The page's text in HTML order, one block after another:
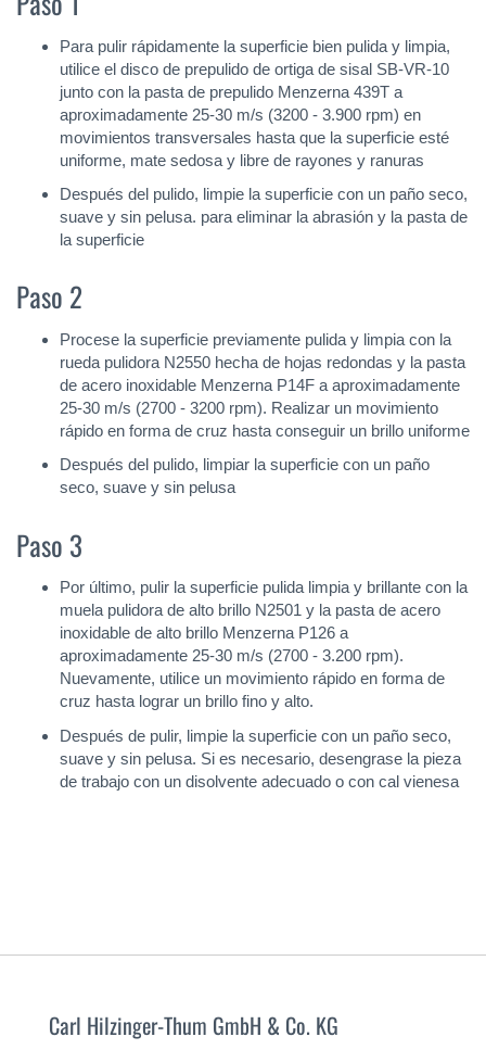
Para pulir rápidamente la superficie bien pulida y limpia,
utilice el disco de prepulido de ortiga de sisal SB-VR-10
junto con la pasta de prepulido Menzerna 439T a
aproximadamente 25-30 m/s (3200 - 3.900 rpm) en
movimientos transversales hasta que la superficie esté
uniforme, mate sedosa y libre de rayones y ranuras
Después del pulido, limpie la superficie con un paño seco,
suave y sin pelusa. para eliminar la abrasión y la pasta de
la superficie
Paso 2
Procese la superficie previamente pulida y limpia con la
rueda pulidora N2550 hecha de hojas redondas y la pasta
de acero inoxidable Menzerna P14F a aproximadamente
25-30 m/s (2700 - 3200 rpm). Realizar un movimiento
rápido en forma de cruz hasta conseguir un brillo uniforme
Después del pulido, limpiar la superficie con un paño
seco, suave y sin pelusa
Paso 3
Por último, pulir la superficie pulida limpia y brillante con la
muela pulidora de alto brillo N2501 y la pasta de acero
inoxidable de alto brillo Menzerna P126 a
aproximadamente 25-30 m/s (2700 - 3.200 rpm).
Nuevamente, utilice un movimiento rápido en forma de
cruz hasta lograr un brillo fino y alto.
Después de pulir, limpie la superficie con un paño seco,
suave y sin pelusa. Si es necesario, desengrase la pieza
de trabajo con un disolvente adecuado o con cal vienesa
Carl Hilzinger-Thum GmbH & Co. KG